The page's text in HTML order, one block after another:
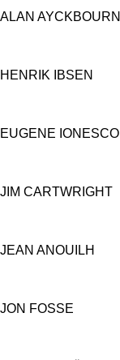
ALAN AYCKBOURN
HENRIK IBSEN
EUGENE IONESCO
JIM CARTWRIGHT
JEAN ANOUILH
JON FOSSE